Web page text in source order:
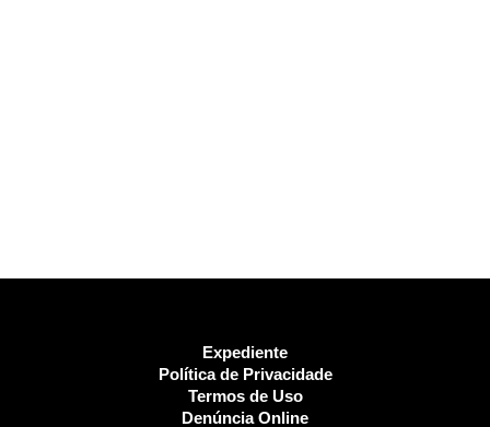
Expediente
Política de Privacidade
Termos de Uso
Denúncia Online